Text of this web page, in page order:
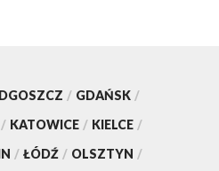
/ GDAŃSK /
/ KATOWICE / KIELCE /
/ ŁÓDŹ / OLSZTYN /